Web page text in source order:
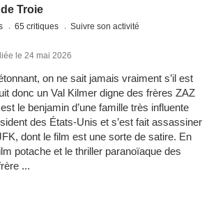
Troie
65 critiques Suivre son activité
le 24 mai 2026
on ne sait jamais vraiment s’il est
donc un Val Kilmer digne des frères ZAZ
le benjamin d’une famille très influente
des États-Unis et s’est fait assassiner
dont le film est une sorte de satire. En
potache et le thriller paranoïaque des
...